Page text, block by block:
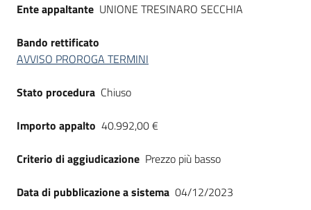
Ente appaltante UNIONE TRESINARO SECCHIA
Bando rettificato
AVVISO PROROGA TERMINI
Stato procedura Chiuso
Importo appalto 40.992,00 €
Criterio di aggiudicazione Prezzo più basso
Data di pubblicazione a sistema 04/12/2023